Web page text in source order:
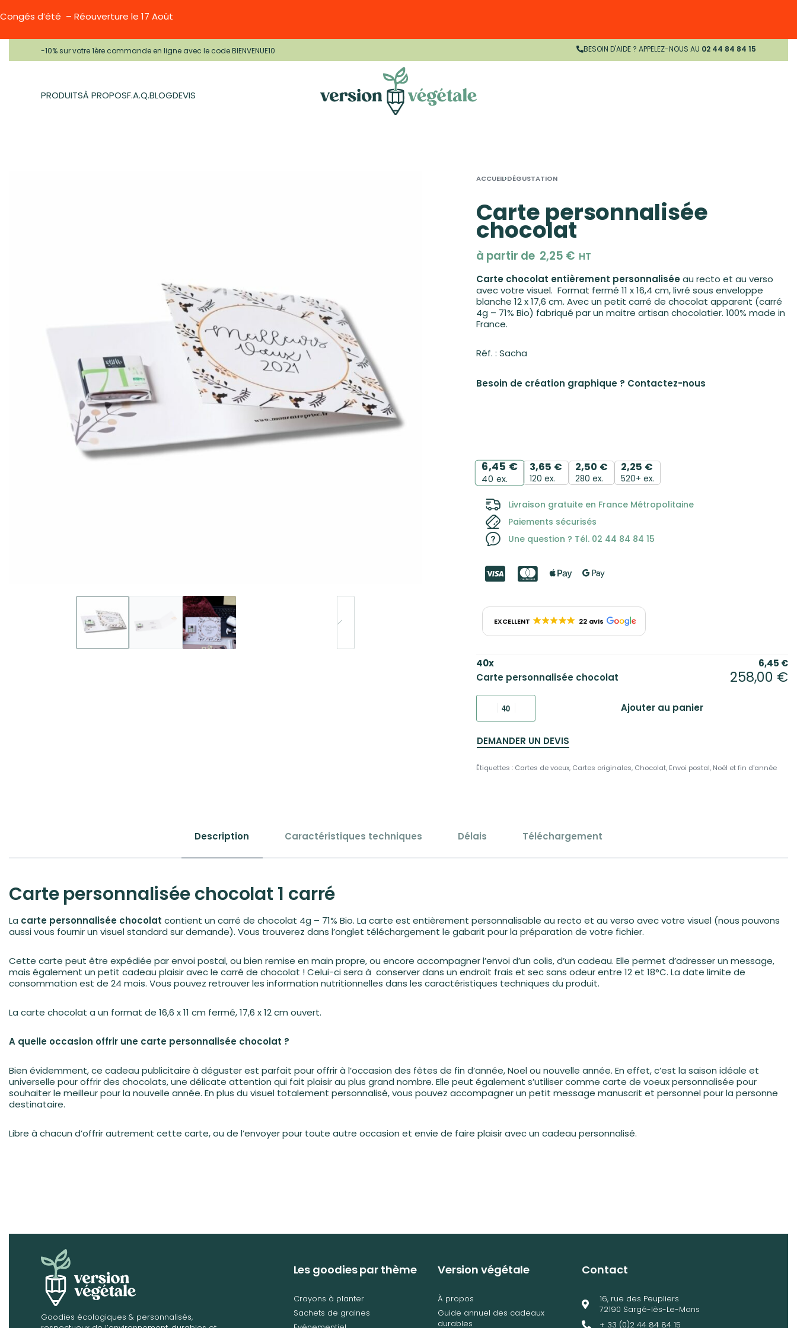
Congés d’été – Réouverture le 17 Août
-10% sur votre 1ère commande en ligne avec le code BIENVENUE10 BESOIN D'AIDE ? APPELEZ-NOUS AU 02 44 84 84 15
PRODUITSÀ PROPOSF.A.Q.BLOGDEVIS
ACCUEIL›DÉGUSTATION
à partir de5,10 € HT
Carte personnalisée
chocolat
à partir de 2,25 € HT
Carte chocolat entièrement personnaliséeau recto et au verso
avec votre visuel. Format fermé 11 x 16,4 cm, livré sous enveloppe
blanche 12 x 17,6 cm. Avec un petit carré de chocolat apparent (carré
4g – 71% Bio) fabriqué par un maitre artisan chocolatier. 100% made in
France.
Réf. : Sacha
Besoin de création graphique ? Contactez-nous
6,45 €
40 ex.
3,65 €
120 ex.
2,50 €
280 ex.
2,25 €
520+ ex.
Livraison gratuite en France Métropolitaine
Paiements sécurisés
Une question ? Tél. 02 44 84 84 15
EXCELLENT 22 avis
40x 6,45 €
Carte personnalisée chocolat
258,00 €
Ajouter au panier
DEMANDER UN DEVIS
Étiquettes : Cartes de voeux, Cartes originales, Chocolat, Envoi postal, Noël et fin d'année
Description Caractéristiques techniques Délais Téléchargement
Carte personnalisée chocolat 1 carré
La carte personnalisée chocolat contient un carré de chocolat 4g – 71% Bio. La carte est entièrement personnalisable au recto et au verso avec votre visuel (nous pouvons
aussi vous fournir un visuel standard sur demande). Vous trouverez dans l’onglet téléchargement le gabarit pour la préparation de votre fichier.
Cette carte peut être expédiée par envoi postal, ou bien remise en main propre, ou encore accompagner l’envoi d’un colis, d’un cadeau. Elle permet d’adresser un message,
mais également un petit cadeau plaisir avec le carré de chocolat ! Celui-ci sera à conserver dans un endroit frais et sec sans odeur entre 12 et 18°C. La date limite de
consommation est de 24 mois. Vous pouvez retrouver les information nutritionnelles dans les caractéristiques techniques du produit.
La carte chocolat a un format de 16,6 x 11 cm fermé, 17,6 x 12 cm ouvert.
A quelle occasion offrir une carte personnalisée chocolat ?
Bien évidemment, ce cadeau publicitaire à déguster est parfait pour offrir à l’occasion des fêtes de fin d’année, Noel ou nouvelle année. En effet, c’est la saison idéale et
universelle pour offrir des chocolats, une délicate attention qui fait plaisir au plus grand nombre. Elle peut également s’utiliser comme carte de voeux personnalisée pour
souhaiter le meilleur pour la nouvelle année. En plus du visuel totalement personnalisé, vous pouvez accompagner un petit message manuscrit et personnel pour la personne
destinataire.
Libre à chacun d’offrir autrement cette carte, ou de l’envoyer pour toute autre occasion et envie de faire plaisir avec un cadeau personnalisé.
Goodies écologiques & personnalisés,
Les goodies par thème
Crayons à planter
Sachets de graines
Version végétale
À propos
Guide annuel des cadeaux
durables
Contact
16, rue des Peupliers
72190 Sargé-lès-Le-Mans
+ 33 (0)2 44 84 84 15